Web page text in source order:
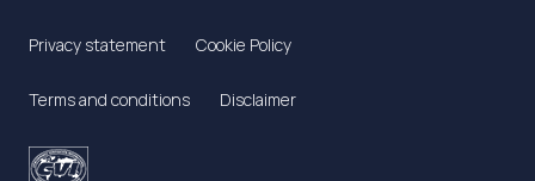
Privacy statement Cookie Policy
Terms and conditions Disclaimer